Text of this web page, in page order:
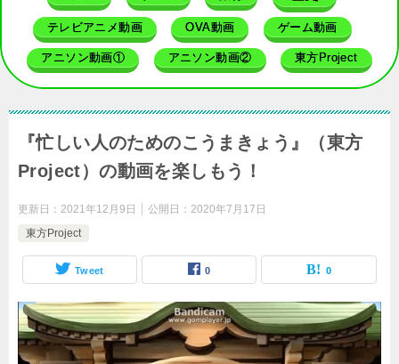
テレビアニメ動画 OVA動画 ゲーム動画
アニソン動画① アニソン動画② 東方Project
『忙しい人のためのこうまきょう』（東方
Project）の動画を楽しもう！
更新日： 2021年12月9日 公開日： 2020年7月17日
東方Project
Tweet 0 0